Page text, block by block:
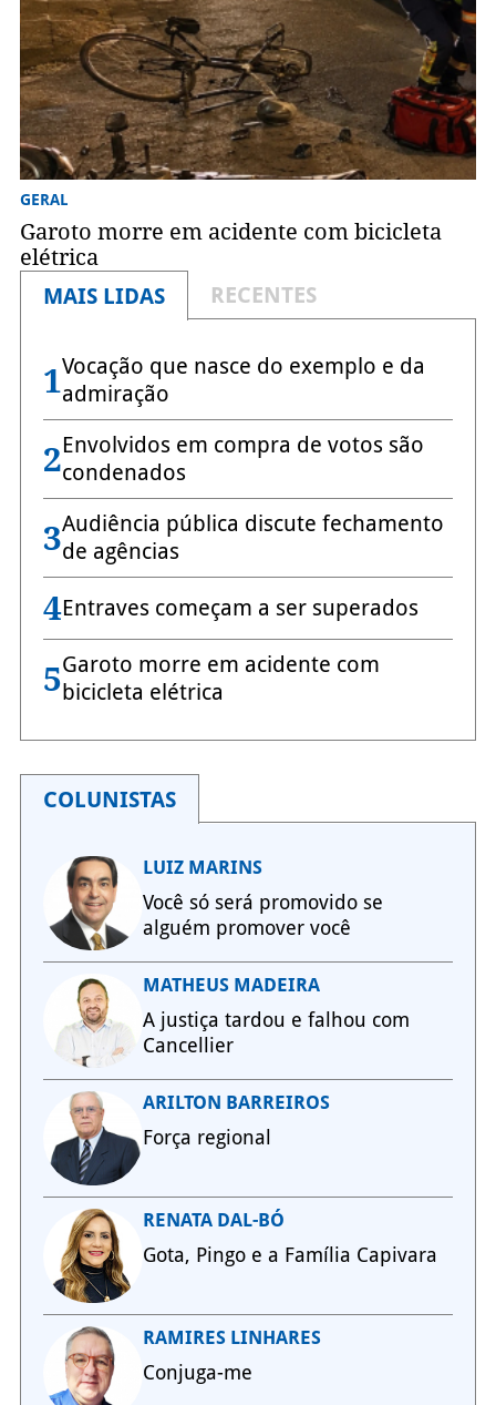
GERAL
Garoto morre em acidente com bicicleta
elétrica
MAIS LIDAS
RECENTES
1Vocação que nasce do exemplo e da
admiração
2Envolvidos em compra de votos são
condenados
3Audiência pública discute fechamento
de agências
4Entraves começam a ser superados
5Garoto morre em acidente com
bicicleta elétrica
COLUNISTAS
LUIZ MARINS
Você só será promovido se
alguém promover você
MATHEUS MADEIRA
A justiça tardou e falhou com
Cancellier
ARILTON BARREIROS
Força regional
RENATA DAL-BÓ
Gota, Pingo e a Família Capivara
RAMIRES LINHARES
Conjuga-me